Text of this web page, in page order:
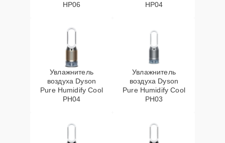
HP06
HP04
Увлажнитель
воздуха Dyson
Pure Humidify Cool
PH04
Увлажнитель
воздуха Dyson
Pure Humidify Cool
PH03